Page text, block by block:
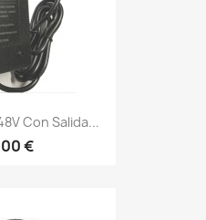
Con Salida...
€